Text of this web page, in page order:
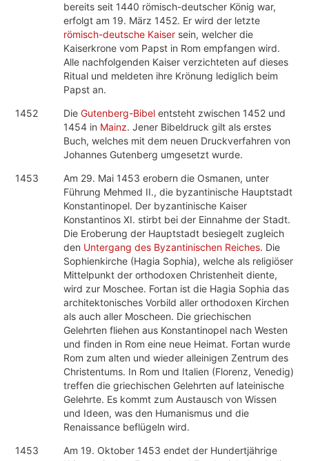
bereits seit 1440 römisch-deutscher König war,
erfolgt am 19. März 1452. Er wird der letzte
römisch-deutsche Kaiser sein, welcher die
Kaiserkrone vom Papst in Rom empfangen wird.
Alle nachfolgenden Kaiser verzichteten auf dieses
Ritual und meldeten ihre Krönung lediglich beim
Papst an.
1452
Die Gutenberg-Bibel entsteht zwischen 1452 und
1454 in Mainz. Jener Bibeldruck gilt als erstes
Buch, welches mit dem neuen Druckverfahren von
Johannes Gutenberg umgesetzt wurde.
1453
Am 29. Mai 1453 erobern die Osmanen, unter
Führung Mehmed II., die byzantinische Hauptstadt
Konstantinopel. Der byzantinische Kaiser
Konstantinos XI. stirbt bei der Einnahme der Stadt.
Die Eroberung der Hauptstadt besiegelt zugleich
den Untergang des Byzantinischen Reiches. Die
Sophienkirche (Hagia Sophia), welche als religiöser
Mittelpunkt der orthodoxen Christenheit diente,
wird zur Moschee. Fortan ist die Hagia Sophia das
architektonisches Vorbild aller orthodoxen Kirchen
als auch aller Moscheen. Die griechischen
Gelehrten fliehen aus Konstantinopel nach Westen
und finden in Rom eine neue Heimat. Fortan wurde
Rom zum alten und wieder alleinigen Zentrum des
Christentums. In Rom und Italien (Florenz, Venedig)
treffen die griechischen Gelehrten auf lateinische
Gelehrte. Es kommt zum Austausch von Wissen
und Ideen, was den Humanismus und die
Renaissance beflügeln wird.
1453
Am 19. Oktober 1453 endet der Hundertjährige